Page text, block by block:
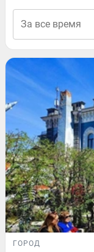
ГОРОД